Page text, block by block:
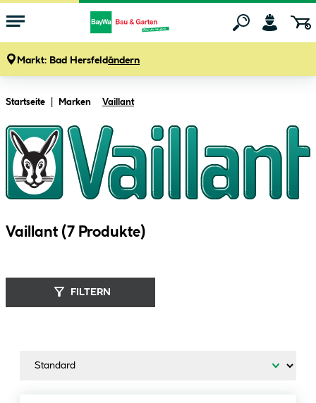
Markt: Bad Hersfeldändern
Startseite Marken Vaillant
Vaillant (7 Produkte)
FILTERN